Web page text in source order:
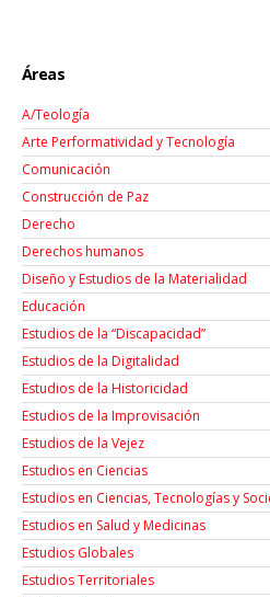
Áreas
A/Teología
Arte Performatividad y Tecnología
Comunicación
Construcción de Paz
Derecho
Derechos humanos
Diseño y Estudios de la Materialidad
Educación
Estudios de la “Discapacidad”
Estudios de la Digitalidad
Estudios de la Historicidad
Estudios de la Improvisación
Estudios de la Vejez
Estudios en Ciencias
Estudios en Ciencias, Tecnologías y
Estudios en Salud y Medicinas
Estudios Globales
Estudios Territoriales